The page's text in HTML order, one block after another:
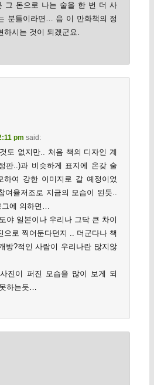
그 돈으로 나는 술을 한 번 더 사
분들이라면… 음 이 만화책의 정
하시는 것이 되겠군요.
pm said:
도 없지만.. 처음 책의 디자인 계
판..)과 비슷하게 표지에 온갖 술
하여 강한 이미지로 갈 예정이었
율저조로 지금의 모습이 된듯..
에 의하면…
야 일본이나 우리나 그닥 큰 차이
으로 찍어둔다던지 .. 더군다나 책
방?적인 사람이 우리나란 많지않
진이 퍼진 모습을 많이 보게 되
하는듯…